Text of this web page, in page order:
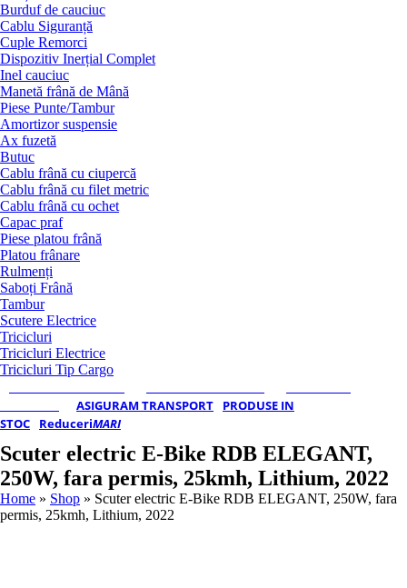
Burduf de cauciuc
Cablu Siguranță
Cuple Remorci
Dispozitiv Inerțial Complet
Inel cauciuc
Manetă frână de Mână
Piese Punte/Tambur
Amortizor suspensie
Ax fuzetă
Butuc
Cablu frână cu ciupercă
Cablu frână cu filet metric
Cablu frână cu ochet
Capac praf
Piese platou frână
Platou frânare
Rulmenți
Saboți Frână
Tambur
Scutere Electrice
Tricicluri
Tricicluri Electrice
Tricicluri Tip Cargo
ASIGURAM TRANSPORT
PRODUSE IN
STOC
ReduceriMARI
Scuter electric E-Bike RDB ELEGANT,
250W, fara permis, 25kmh, Lithium, 2022
Home » Shop » Scuter electric E-Bike RDB ELEGANT, 250W, fara
permis, 25kmh, Lithium, 2022